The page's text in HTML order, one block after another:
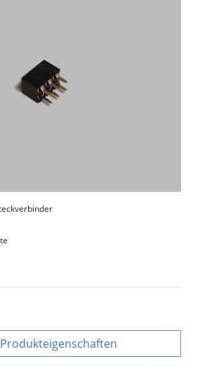
Produkteigenschaften